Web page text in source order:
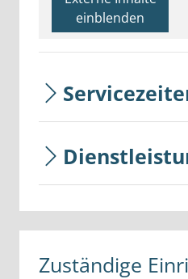
einblenden
Zuständige